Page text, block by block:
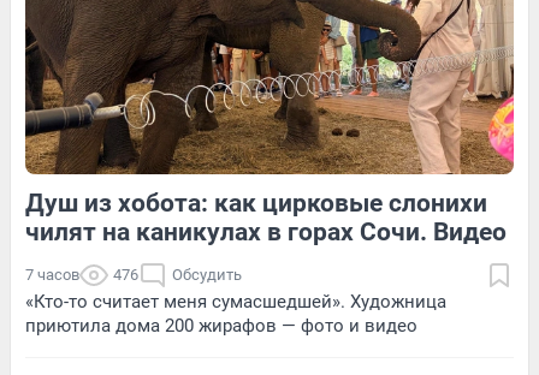
2 Обсудить Обсудить
4 Обсудить 7 Обсудить
Душ из хобота: как цирковые слонихи
чилят на каникулах в горах Сочи. Видео
7 часов 476 Обсудить
«Кто-то считает меня сумасшедшей». Художница
приютила дома 200 жирафов — фото и видео